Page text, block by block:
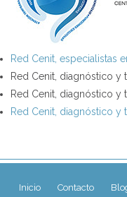
Red Cenit, especialistas
Red Cenit, diagnóstico y
Red Cenit, diagnóstico y
Red Cenit, diagnóstico y
Inicio Contacto